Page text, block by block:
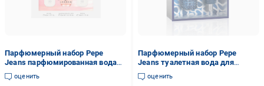
Парфюмерный набор Pepe
Jeans парфюмированная вода
для женщин Bright 30 мл/лосьон
для тела 50 мл/гель для душа 60
оценить
Парфюмерный набор Pepe
Jeans туалетная вода для
мужчин 100 мл/гель для душа
80 мл (PPJ085)
оценить